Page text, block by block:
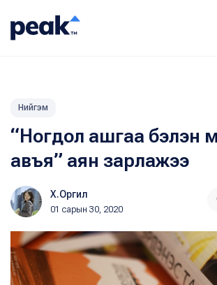
Нийгэм
“Ногдол ашгаа бэлэн
авъя” аян зарлажээ
Х.Оргил
01 сарын 30, 2020